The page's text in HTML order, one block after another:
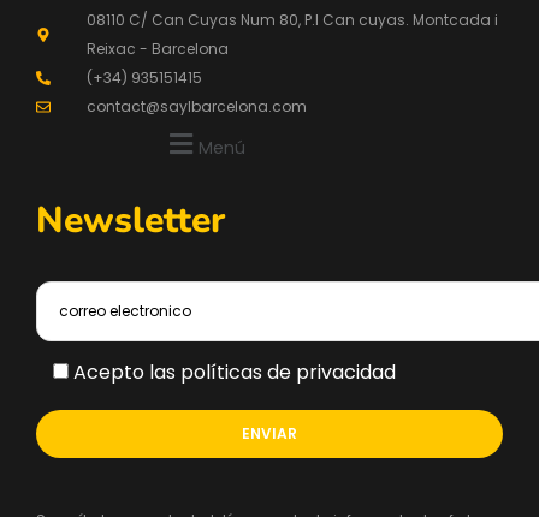
08110 C/ Can Cuyas Num 80, P.l Can cuyas. Montcada i
Reixac - Barcelona
(+34) 935151415
contact@saylbarcelona.com
Menú
Newsletter
Acepto las políticas de privacidad